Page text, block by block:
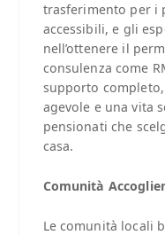
trasferimento per i
accessibili, e gli
nell’ottenere il
consulenza come
supporto
agevole e una vita
pensionati che
casa.
Comunità
Le comunità locali